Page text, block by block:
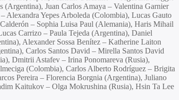
Juan Carlos Amaya – Valentina Garnier
Alexandra Yepes Arboleda (Colombia), Lucas Gauto
– Sophia Luisa Paul (Alemania), Haris Mihail
Carrizo – Paula Tejeda (Argentina), Daniel
Alexander Sossa Benítez – Katherine Laiton
Carlos Santos David – Mirella Santos David
Dmitrii Astafev – Irina Ponomareva (Rusia),
(Colombia), Carlos Alberto Rodríguez – Brigita
Pereira – Florencia Borgnia (Argentina), Juliano
Kaitukov – Olga Mokrushina (Rusia), Hsin Ta Lee